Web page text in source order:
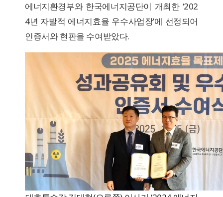
에너지환경부와 한국에너지공단이 개최한 ‘202
4년 자발적 에너지효율 우수사업장’에 선정되어
인증서와 현판을 수여받았다.